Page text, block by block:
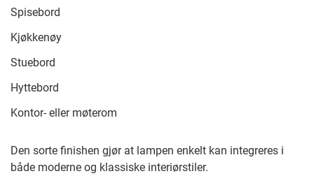
Spisebord
Kjøkkenøy
Stuebord
Hyttebord
Kontor- eller møterom
Den sorte finishen gjør at lampen enkelt kan integreres i
både moderne og klassiske interiørstiler.